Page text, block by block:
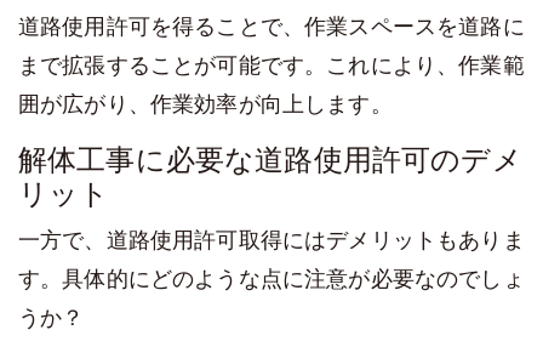
道路使用許可を得ることで、作業スペースを道路に
まで拡張することが可能です。これにより、作業範
囲が広がり、作業効率が向上します。
解体工事に必要な道路使用許可のデメ
リット
一方で、道路使用許可取得にはデメリットもありま
す。具体的にどのような点に注意が必要なのでしょ
うか？